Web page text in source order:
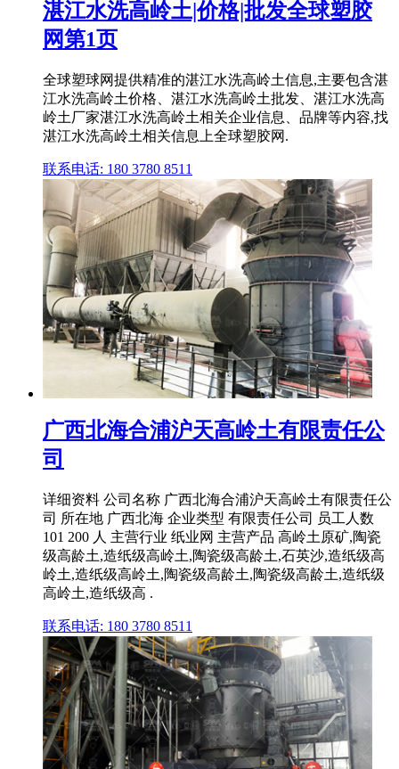
湛江水洗高岭土|价格|批发全球塑胶
网第1页
全球塑球网提供精准的湛江水洗高岭土信息,主要包含湛
江水洗高岭土价格、湛江水洗高岭土批发、湛江水洗高
岭土厂家湛江水洗高岭土相关企业信息、品牌等内容,找
湛江水洗高岭土相关信息上全球塑胶网.
联系电话: 180 3780 8511
广西北海合浦沪天高岭土有限责任公
司
详细资料 公司名称 广西北海合浦沪天高岭土有限责任公
司 所在地 广西北海 企业类型 有限责任公司 员工人数
101 200 人 主营行业 纸业网 主营产品 高岭土原矿,陶瓷
级高龄土,造纸级高岭土,陶瓷级高龄土,石英沙,造纸级高
岭土,造纸级高岭土,陶瓷级高龄土,陶瓷级高龄土,造纸级
高岭土,造纸级高 .
联系电话: 180 3780 8511